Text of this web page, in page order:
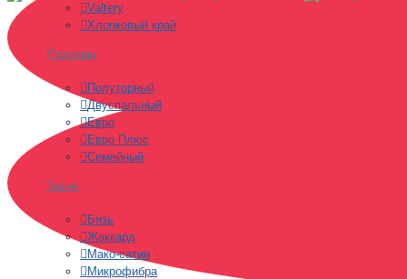
Valtery
Хлопковый край
Размеры
Полуторный
Двуспальный
Евро
Евро Плюс
Семейный
Ткани
Бязь
Жаккард
Мако-сатин
Микрофибра